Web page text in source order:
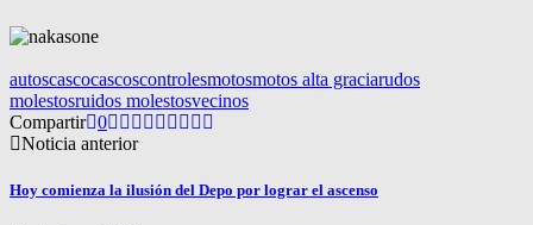
autoscascocascoscontrolesmotosmotos alta graciarudos
molestosruidos molestosvecinos
Compartir 0
Noticia anterior
Hoy comienza la ilusión del Depo por lograr el ascenso